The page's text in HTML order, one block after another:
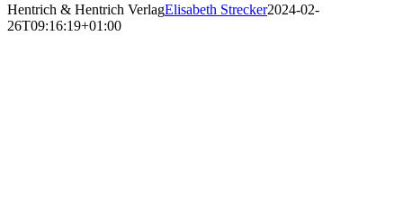
Hentrich & Hentrich VerlagElisabeth Strecker2024-02-
26T09:16:19+01:00